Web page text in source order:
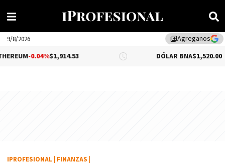
library_addAgreganos
9/8/2026
$1,914.53 DÓLAR BNA $1,520.00
IPROFESIONAL FINANZAS